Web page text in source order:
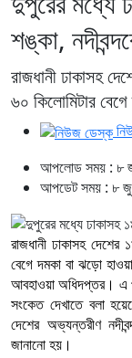
শঙ্কা,
রাজধানী ঢাকাসহ
৬০ কিলোমিটার
আপলোড সময় : ৮
আপডেট সময় : ৮
রাজধানী ঢাকাসহ
বেগে দমকা বা ঝড়ো
আবহাওয়া অধিদপ্তর। এ
সংকেত দেখাতে বলা
দেশের অভ্যন্তরীণ
জানানো হয়।